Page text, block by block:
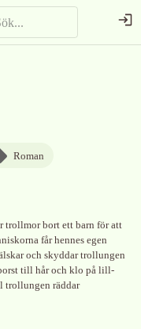
Roman
trollmor bort ett barn för att
får hennes egen
och skyddar trollungen
till hår och klo på lill-
trollungen räddar